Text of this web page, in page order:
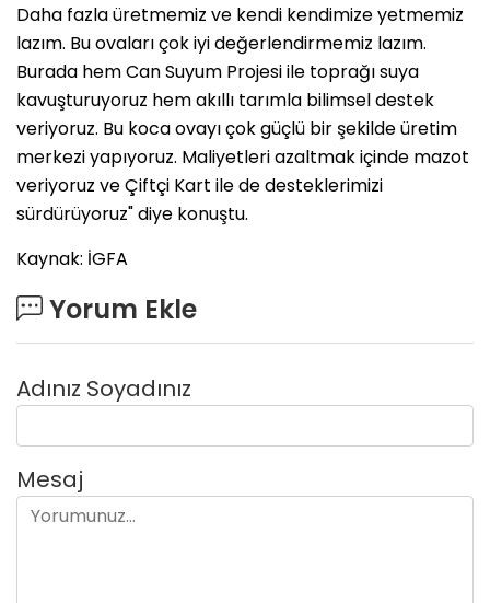
Daha fazla üretmemiz ve kendi kendimize yetmemiz
lazım. Bu ovaları çok iyi değerlendirmemiz lazım.
Burada hem Can Suyum Projesi ile toprağı suya
kavuşturuyoruz hem akıllı tarımla bilimsel destek
veriyoruz. Bu koca ovayı çok güçlü bir şekilde üretim
merkezi yapıyoruz. Maliyetleri azaltmak içinde mazot
veriyoruz ve Çiftçi Kart ile de desteklerimizi
sürdürüyoruz" diye konuştu.
Kaynak: İGFA
Yorum Ekle
Adınız Soyadınız
Mesaj